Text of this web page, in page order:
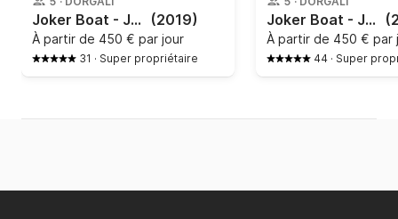
Joker Boat - Joker 470 (2019)
À partir de 450 € par jour
31 · Super propriétaire
Joker Boat - Joker 470
À partir de 450 € par
44 · Super